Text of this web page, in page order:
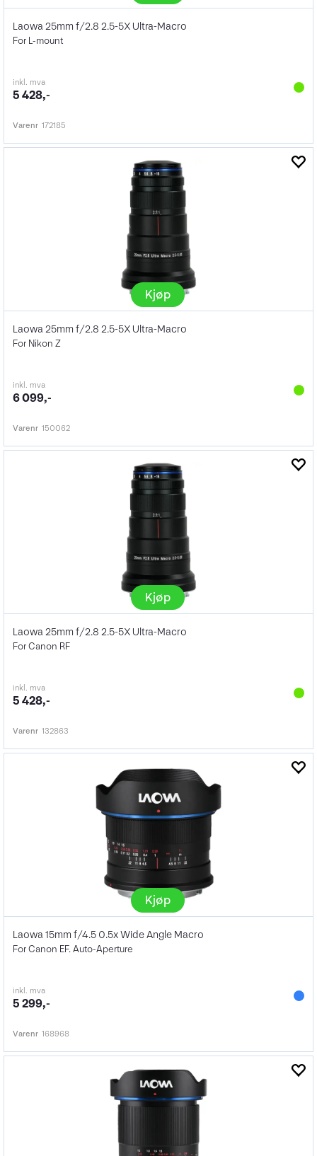
Laowa 25mm f/2.8 2.5-5X Ultra-Macro
For L-mount
inkl. mva
5 428,-
Varenr 172185
Kjøp
Laowa 25mm f/2.8 2.5-5X Ultra-Macro
For Nikon Z
inkl. mva
6 099,-
Varenr 150062
Kjøp
Laowa 25mm f/2.8 2.5-5X Ultra-Macro
For Canon RF
inkl. mva
5 428,-
Varenr 132863
Kjøp
Laowa 15mm f/4.5 0.5x Wide Angle Macro
For Canon EF. Auto-Aperture
inkl. mva
5 299,-
Varenr 168968